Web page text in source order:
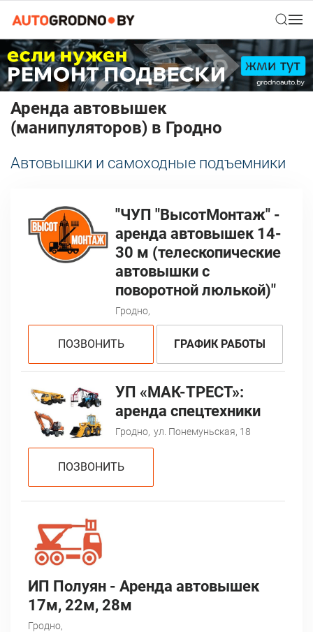
Аренда автовышек
(манипуляторов) в Гродно
Автовышки и самоходные подъемники
"ЧУП "ВысотМонтаж" -
аренда автовышек 14-
30 м (телескопические
автовышки с
поворотной люлькой)"
Гродно,
ПОЗВОНИТЬ ГРАФИК РАБОТЫ
УП «МАК-ТРЕСТ»:
аренда спецтехники
Гродно, ул. Понемуньская, 18
ПОЗВОНИТЬ
ИП Полуян - Аренда автовышек
17м, 22м, 28м
Гродно,